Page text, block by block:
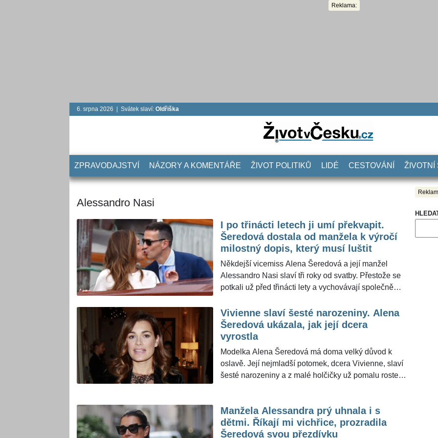
Reklama:
6. srpna 2026 | Svátek slaví: Oldřiška
ZPRAVODAJSTVÍ NÁZORY A KOMENTÁŘE ŽIVOT POLITIKŮ LIDÉ CESTOVÁNÍ ŽIVOTNÍ
Alessandro Nasi
I po třinácti letech ji umí překvapit.
Šeredová dostala od manžela k výročí
milostný dopis, který musí luštit
Někdejší vicemiss Alena Šeredová a její manžel
Alessandro Nasi slaví tři roky od svatby. Přestože se
potkali už před třinácti lety a vychovávají společně
nesklouzl do stereotypu. Jak Alena prozradila redakci
ŽivotvČesku.cz, k výročí ji italský podnikatel překvapil
netradičním dárkem – milostným dopisem napsaným
Vivienne slaví šesté narozeniny. Alena
Šeredová ukázala, jak její dcera
vyrostla
Modelka Alena Šeredová má doma velký důvod k
oslavě. Její nejmladší potomek, dcera Vivienne, slaví
šesté narozeniny a z malé holčičky už pomalu roste
udržovat silný vztah k Česku, českému jazyku i
pohádkám.
Manžela Alessandra prý uhnala i s
dětmi. Říkají mi vichřice, prozradila
Šeredová svou přezdívku